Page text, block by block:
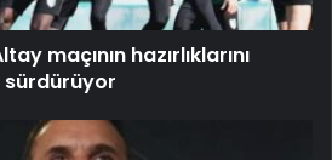
maçının hazırlıklarını
sürdürüyor